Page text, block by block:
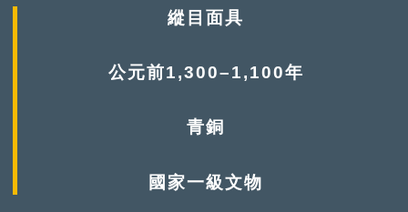
縱目面具
公元前1,300–1,100年
青銅
國家一級文物